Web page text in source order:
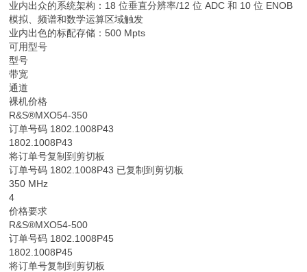
业内出众的系统架构：18 位垂直分辨率/12 位 ADC 和 10 位 ENOB
模拟、频谱和数学运算区域触发
业内出色的标配存储：500 Mpts
可用型号
型号
带宽
通道
裸机价格
R&S®MXO54-350
订单号码 1802.1008P43
1802.1008P43
将订单号复制到剪切板
订单号码 1802.1008P43 已复制到剪切板
350 MHz
4
价格要求
R&S®MXO54-500
订单号码 1802.1008P45
1802.1008P45
将订单号复制到剪切板